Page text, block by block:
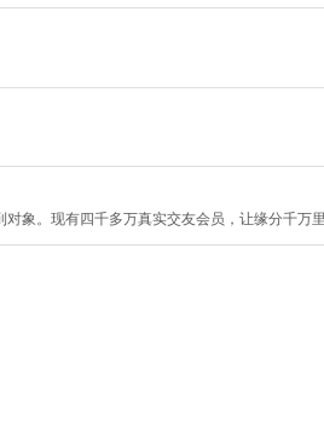
象。现有四千多万真实交友会员，让缘分千万